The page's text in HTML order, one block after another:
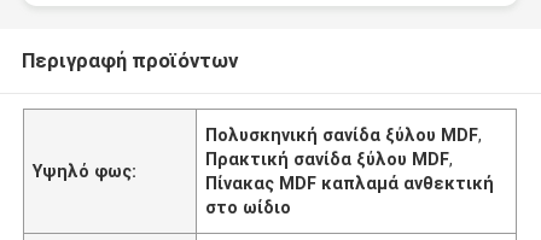
Περιγραφή προϊόντων
Υψηλό φως:
Πολυσκηνική σανίδα ξύλου MDF,
Πρακτική σανίδα ξύλου MDF,
Πίνακας MDF καπλαμά ανθεκτική
στο ωίδιο